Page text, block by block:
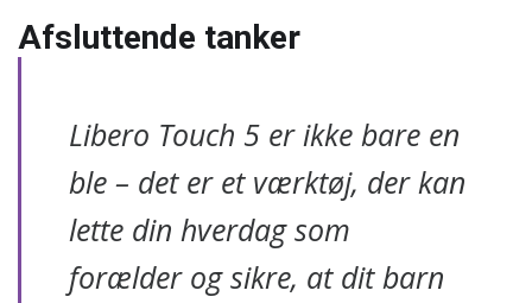
Afsluttende tanker
Libero Touch 5 er ikke bare en
ble – det er et værktøj, der kan
lette din hverdag som
forælder og sikre, at dit barn